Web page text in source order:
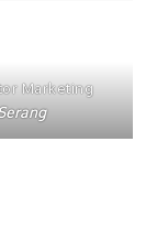
Marketing